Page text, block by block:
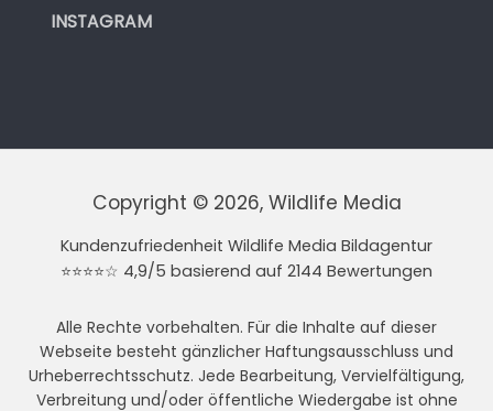
INSTAGRAM
Copyright © 2026, Wildlife Media
Kundenzufriedenheit Wildlife Media Bildagentur
⭐⭐⭐⭐☆ 4,9/5 basierend auf 2144 Bewertungen
Alle Rechte vorbehalten. Für die Inhalte auf dieser
Webseite besteht gänzlicher Haftungsausschluss und
Urheberrechtsschutz. Jede Bearbeitung, Vervielfältigung,
Verbreitung und/oder öffentliche Wiedergabe ist ohne